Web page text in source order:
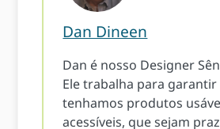
Dan Dineen
Dan é nosso Designer
Ele trabalha para garantir
tenhamos produtos
acessíveis, que sejam